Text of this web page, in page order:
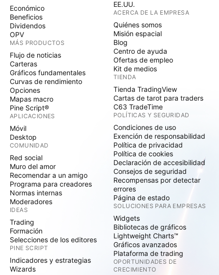
Económico
Beneficios
Dividendos
OPV
MÁS PRODUCTOS
Flujo de noticias
Carteras
Gráficos fundamentales
Curvas de rendimiento
Opciones
Mapas macro
Pine Script®
APLICACIONES
Móvil
Desktop
COMUNIDAD
Red social
Muro del amor
Recomendar a un amigo
Programa para creadores
Normas internas
Moderadores
IDEAS
Trading
Formación
Selecciones de los editores
PINE SCRIPT
Indicadores y estrategias
Wizards
EE.UU.
ACERCA DE LA EMPRESA
Quiénes somos
Misión espacial
Blog
Centro de ayuda
Ofertas de empleo
Kit de medios
TIENDA
Tienda TradingView
Cartas de tarot para traders
C63 TradeTime
POLÍTICAS Y SEGURIDAD
Condiciones de uso
Exención de responsabilidad
Política de privacidad
Política de cookies
Declaración de accesibilidad
Consejos de seguridad
Recompensas por detectar
errores
Página de estado
SOLUCIONES PARA EMPRESAS
Widgets
Bibliotecas de gráficos
Lightweight Charts™
Gráficos avanzados
Plataforma de trading
OPORTUNIDADES DE
CRECIMIENTO